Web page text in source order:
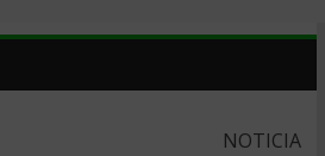
NOTICIA